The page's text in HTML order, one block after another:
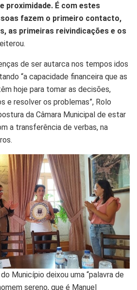
proximidade. É com estes
fazem o primeiro contacto,
as primeiras reivindicações e os
de ser autarca nos tempos idos
“a capacidade financeira que as
hoje para tomar as decisões,
e resolver os problemas”, Rolo
da Câmara Municipal de estar
a transferência de verbas, na
Município deixou uma “palavra de
sereno, que é Manuel